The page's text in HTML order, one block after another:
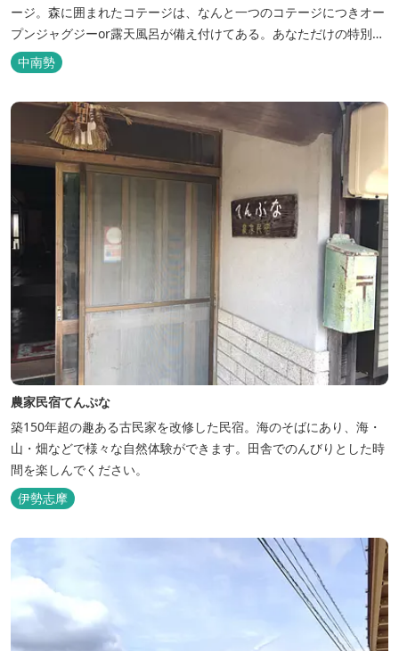
ージ。森に囲まれたコテージは、なんと一つのコテージにつきオー
プンジャグジーor露天風呂が備え付けてある。あなただけの特別な
時間をお過ごしください。
中南勢
農家民宿てんぷな
築150年超の趣ある古民家を改修した民宿。海のそばにあり、海・
山・畑などで様々な自然体験ができます。田舎でのんびりとした時
間を楽しんでください。
伊勢志摩